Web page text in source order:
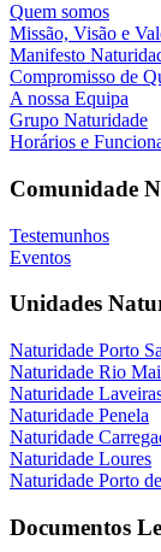
Quem somos
Missão, Visão e
Manifesto
Compromisso de
A nossa Equipa
Grupo Naturidade
Horários e
Comunidade
Testemunhos
Eventos
Unidades
Naturidade Porto
Naturidade Rio
Naturidade
Naturidade Penela
Naturidade
Naturidade Loures
Naturidade Porto
Documentos